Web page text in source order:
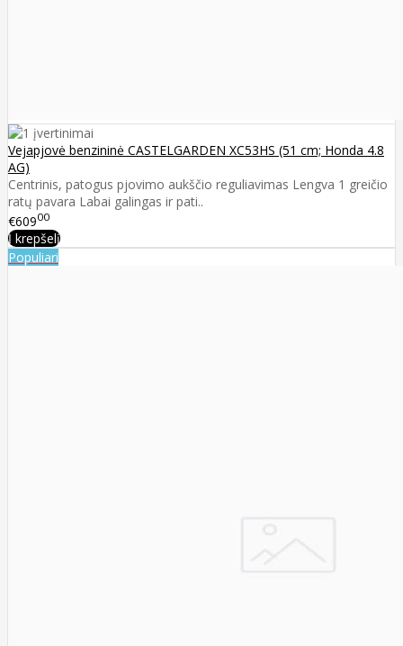
Vejapjovė benzininė CASTELGARDEN XC53HS (51 cm; Honda 4.8
AG)
Centrinis, patogus pjovimo aukščio reguliavimas Lengva 1 greičio
ratų pavara Labai galingas ir pati..
€60900
Į krepšelį
Populiari